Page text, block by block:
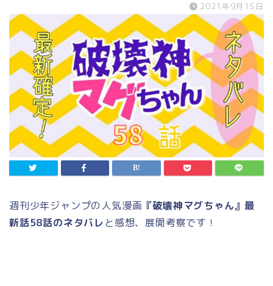
2021年9月15日
週刊少年ジャンプの人気漫画 『破壊神マグちゃん』最
新話58話のネタバレと感想、展開考察です！